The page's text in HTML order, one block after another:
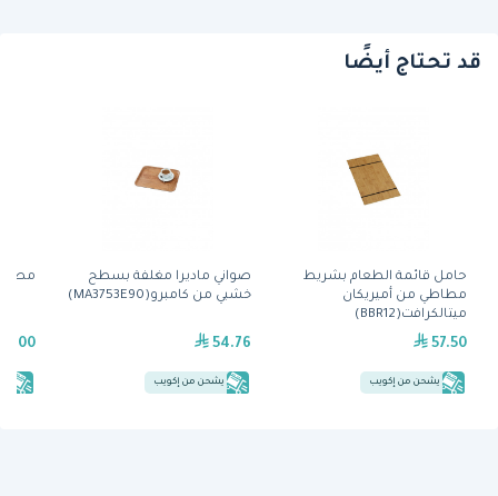
قد تحتاج أيضًا
حامل قائمة الطعام بشريط
مطاطي من أميريكان
ميتالكرافت(BBR12)
57.50
يشحن من إكويب
صواني ماديرا مغلفة بسطح
خشبي من كامبرو(MA3753E90)
54.76
يشحن من إكويب
مصفاة